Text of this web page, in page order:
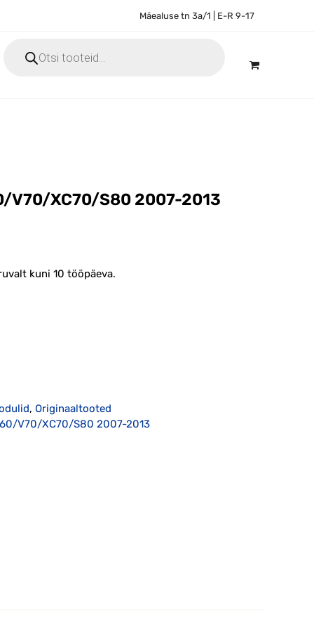
Mäealuse tn 3a/1 | E-R 9-17
search
V70/XC70/S80 2007-2013
kuni 10 tööpäeva.
, Originaaltooted
V70/XC70/S80 2007-2013